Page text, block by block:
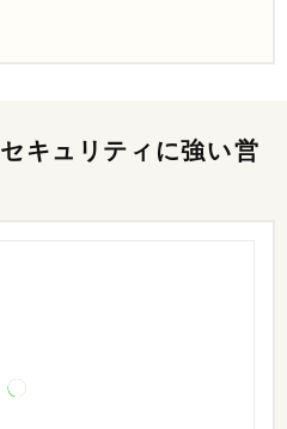
セキュリティに強い営